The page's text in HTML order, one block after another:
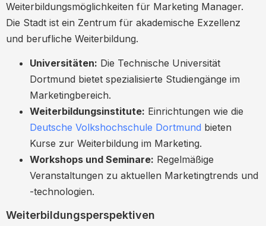
Weiterbildungsmöglichkeiten für Marketing Manager.
Die Stadt ist ein Zentrum für akademische Exzellenz
und berufliche Weiterbildung.
Universitäten: Die Technische Universität
Dortmund bietet spezialisierte Studiengänge im
Marketingbereich.
Weiterbildungsinstitute: Einrichtungen wie die
Deutsche Volkshochschule Dortmund bieten
Kurse zur Weiterbildung im Marketing.
Workshops und Seminare: Regelmäßige
Veranstaltungen zu aktuellen Marketingtrends und
-technologien.
Weiterbildungsperspektiven